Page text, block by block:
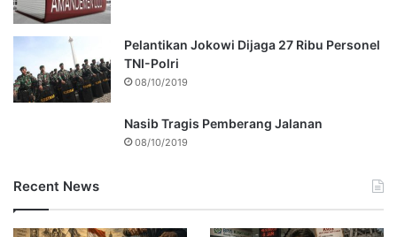
Pelantikan Jokowi Dijaga 27 Ribu Personel
TNI-Polri
08/10/2019
Nasib Tragis Pemberang Jalanan
08/10/2019
Recent News